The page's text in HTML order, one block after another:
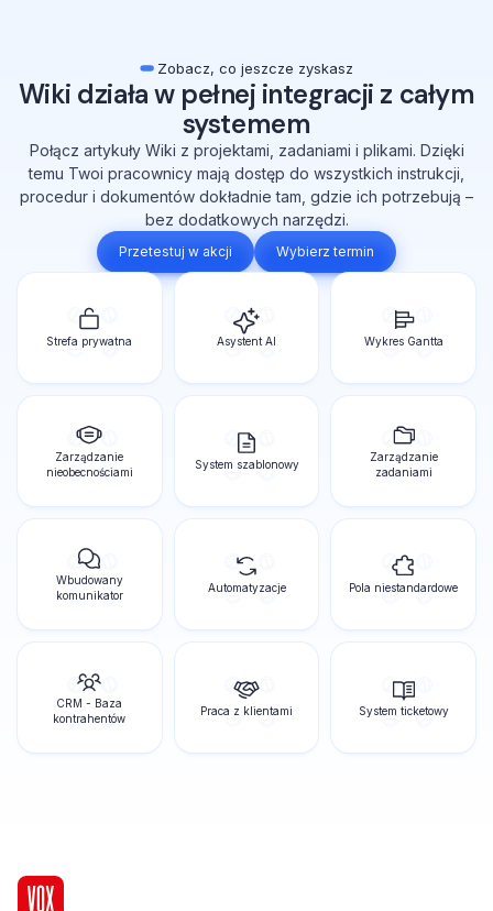
Zobacz, co jeszcze zyskasz
Wiki działa w pełnej integracji z całym
systemem
Połącz artykuły Wiki z projektami, zadaniami i plikami. Dzięki
temu Twoi pracownicy mają dostęp do wszystkich instrukcji,
procedur i dokumentów dokładnie tam, gdzie ich potrzebują –
bez dodatkowych narzędzi.
Przetestuj w akcji Wybierz termin
Strefa prywatna Asystent AI Wykres Gantta
Zarządzanie
nieobecnościami
System szablonowy
Zarządzanie
zadaniami
Wbudowany
komunikator
Automatyzacje Pola niestandardowe
CRM - Baza
kontrahentów
Praca z klientami System ticketowy